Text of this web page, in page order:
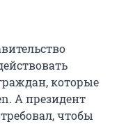
которые
А президент
чтобы